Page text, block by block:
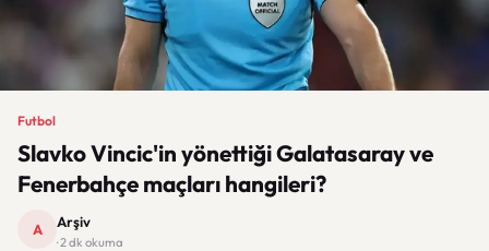
Futbol
Slavko Vincic'in yönettiği Galatasaray ve
Fenerbahçe maçları hangileri?
A Arşiv
· 2 dk okuma